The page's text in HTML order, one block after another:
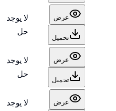
عرض
تحميل
لا يوجد
حل
عرض
تحميل
لا يوجد
حل
عرض
لا يوجد